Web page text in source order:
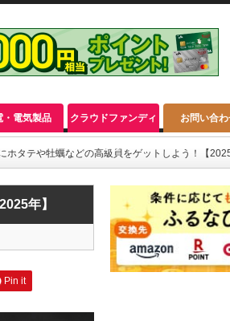
・電気製品 クラウドファンディ
ング
お問い合
ホタテや牡蠣などの高級貝をゲットしよう！【
年】
Pin it